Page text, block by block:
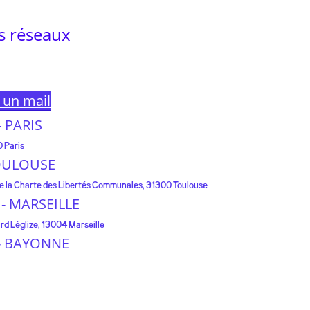
réseaux
mail
Paris
la Charte des Libertés Communales, 31300 Toulouse
Léglize, 13004 Marseille